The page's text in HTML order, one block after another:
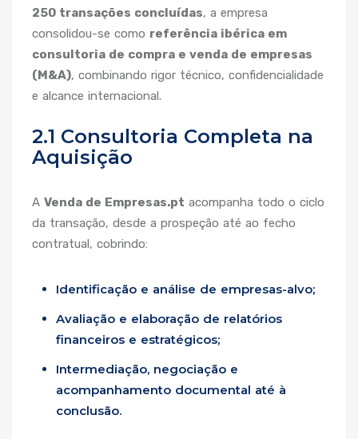
250 transações concluídas, a empresa
consolidou-se como referência ibérica em
consultoria de compra e venda de empresas
(M&A), combinando rigor técnico, confidencialidade
e alcance internacional.
2.1 Consultoria Completa na
Aquisição
A Venda de Empresas.pt acompanha todo o ciclo
da transação, desde a prospeção até ao fecho
contratual, cobrindo:
Identificação e análise de empresas-alvo;
Avaliação e elaboração de relatórios
financeiros e estratégicos;
Intermediação, negociação e
acompanhamento documental até à
conclusão.